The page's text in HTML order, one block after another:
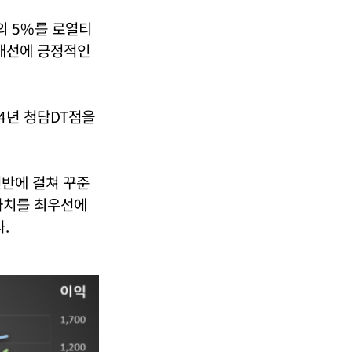
5%를 로열티
에 긍정적인
청담DT점을
에 걸쳐 꾸준
를 최우선에
.